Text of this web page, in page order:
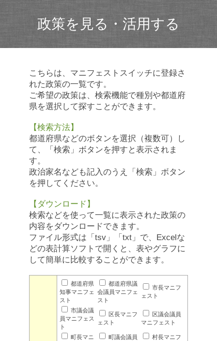
政策を見る・活用する
こちらは、マニフェストスイッチに登録さ
れた政策の一覧です。
ご希望の政策は、検索機能で種別や都道府
県を選択して探すことができます。
【検索方法】
都道府県などのボタンを選択（複数可）し
て、「検索」ボタンを押すと表示されま
す。
政治家名なども記入のうえ「検索」ボタン
を押してください。
【ダウンロード】
検索などを使って一覧に表示された政策の
内容をダウンロードできます。
ファイル形式は「tsv」「txt」で、Excelな
どの表計算ソフトで開くと、表やグラフに
して簡単に比較することができます。
都道府県
知事マニフェ
スト
都道府県議
会議員マニフェ
スト
市長マニフ
ェスト
市議会議
員マニフェス
ト
区長マニフ
ェスト
区議会議員
マニフェスト
町長マニ
町議会議員
村長マニフ